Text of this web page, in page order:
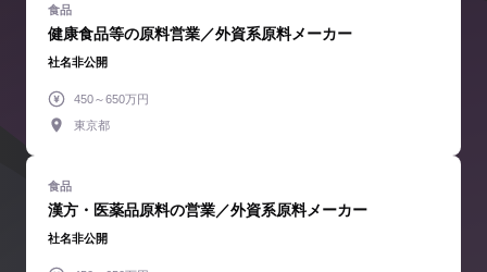
健康食品等の原料営業／外資系原料メーカー
社名非公開
450～650万円
東京都
漢方・医薬品原料の営業／外資系原料メーカー
社名非公開